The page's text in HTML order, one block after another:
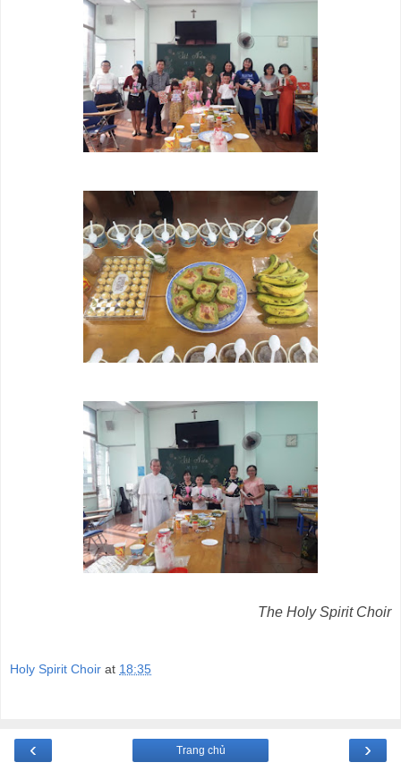
The Holy Spirit Choir
Holy Spirit Choir at 18:35
‹ ›
Trang chủ